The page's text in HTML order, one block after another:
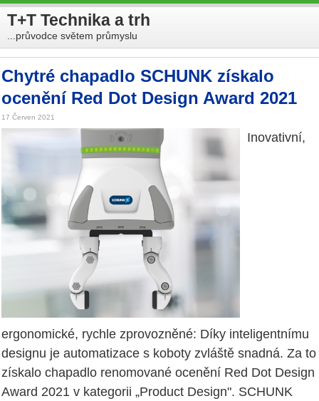
T+T Technika a trh
...průvodce světem průmyslu
Chytré chapadlo SCHUNK získalo
ocenění Red Dot Design Award 2021
17 Červen 2021
Inovativní,
ergonomické, rychle zprovozněné: Díky inteligentnímu
designu je automatizace s koboty zvláště snadná. Za to
získalo chapadlo renomované ocenění Red Dot Design
Award 2021 v kategorii „Product Design". SCHUNK